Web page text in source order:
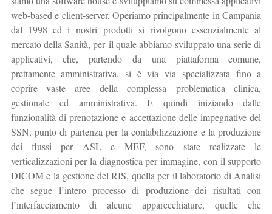
web-based e client-server. Operiamo principalmente in Campania
dal 1998 ed i nostri prodotti si rivolgono essenzialmente al
mercato della Sanità, per il quale abbiamo sviluppato una serie di
applicativi, che, partendo da una piattaforma comune,
prettamente amministrativa, si è via via specializzata fino a
coprire vaste aree della complessa problematica clinica,
gestionale ed amministrativa. E quindi iniziando dalle
funzionalità di prenotazione e accettazione delle impegnative del
SSN, punto di partenza per la contabilizzazione e la produzione
dei flussi per ASL e MEF, sono state realizzate le
verticalizzazioni per la diagnostica per immagine, con il supporto
DICOM e la gestione del RIS, quella per il laboratorio di Analisi
che segue l’intero processo di produzione dei risultati con
l’interfacciamento di alcune apparecchiature, quelle che